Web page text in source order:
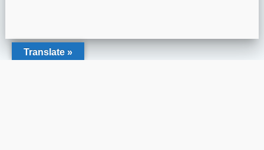
Translate »